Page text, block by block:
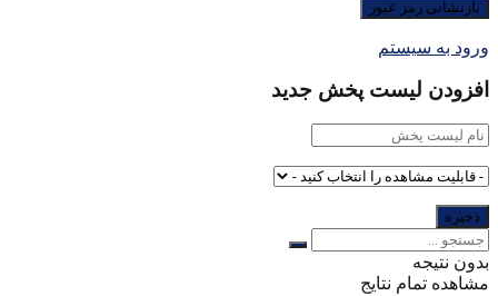
ورود به سیستم
افزودن لیست پخش جدید
بدون نتیجه
مشاهده تمام نتایج